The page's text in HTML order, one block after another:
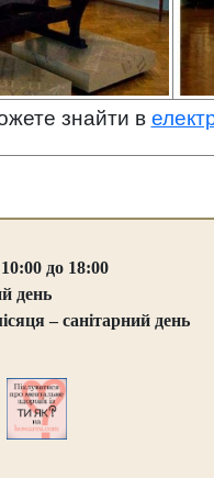
знайти в
до 18:00
день
– санітарний день